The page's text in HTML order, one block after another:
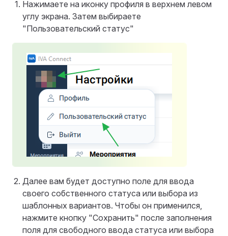
Нажимаете на иконку профиля в верхнем левом
углу экрана. Затем выбираете
"Пользовательский статус"
Далее вам будет доступно поле для ввода
своего собственного статуса или выбора из
шаблонных вариантов. Чтобы он применился,
нажмите кнопку "Сохранить" после заполнения
поля для свободного ввода статуса или выбора